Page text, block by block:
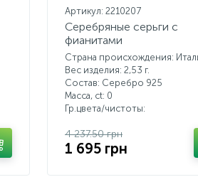
Артикул: 2210207
Серебряные серьги с
фианитами
Страна происхождения:
Вес изделия: 2,53 г.
Состав: Серебро 925
Масса, ct: 0
Гр.цвета/чистоты:
4 237.50 грн
1 695 грн